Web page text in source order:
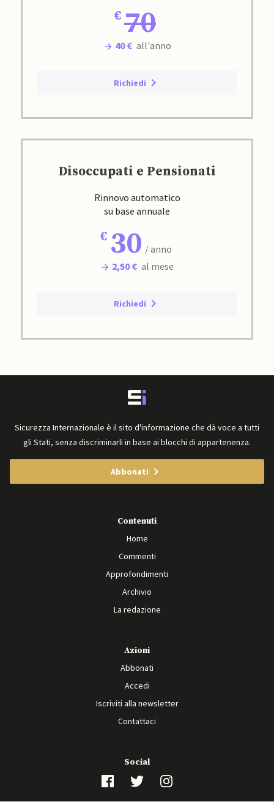
70
40 € all'anno
Richiedi
Disoccupati e Pensionati
Rinnovo automatico
su base annuale
30 / anno
2,50 € al mese
Richiedi
Sicurezza Internazionale è il sito d'informazione che dà voce a tutti
gli Stati, senza discriminarli in base ai blocchi di appartenenza.
Abbonati
Contenuti
Home
Commenti
Approfondimenti
Archivio
La redazione
Azioni
Abbonati
Accedi
Iscriviti alla newsletter
Contattaci
Social